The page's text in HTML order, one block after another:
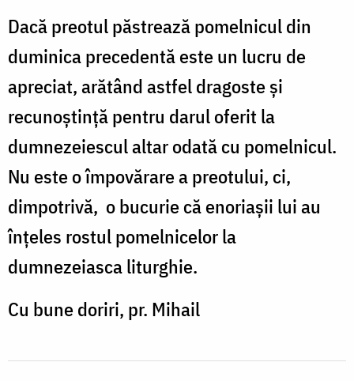
Dacă preotul păstrează pomelnicul din
duminica precedentă este un lucru de
apreciat, arătând astfel dragoste și
recunoștință pentru darul oferit la
dumnezeiescul altar odată cu pomelnicul.
Nu este o împovărare a preotului, ci,
dimpotrivă, o bucurie că enoriașii lui au
înțeles rostul pomelnicelor la
dumnezeiasca liturghie.
Cu bune doriri, pr. Mihail